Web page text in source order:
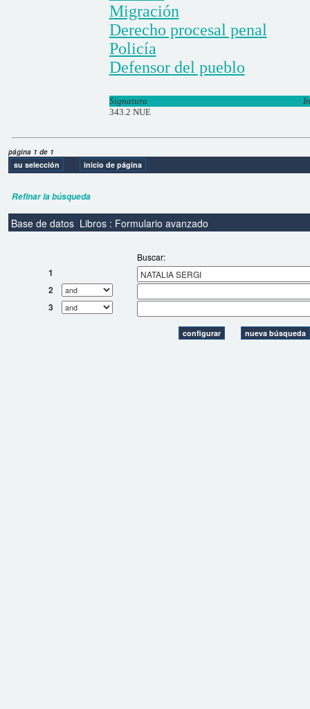
Migración
Derecho procesal penal
Policía
Defensor del pueblo
Signatura
343.2 NUE
página 1 de 1
Refinar la búsqueda
Base de datos Libros : Formulario avanzado
Buscar:
1
2
3